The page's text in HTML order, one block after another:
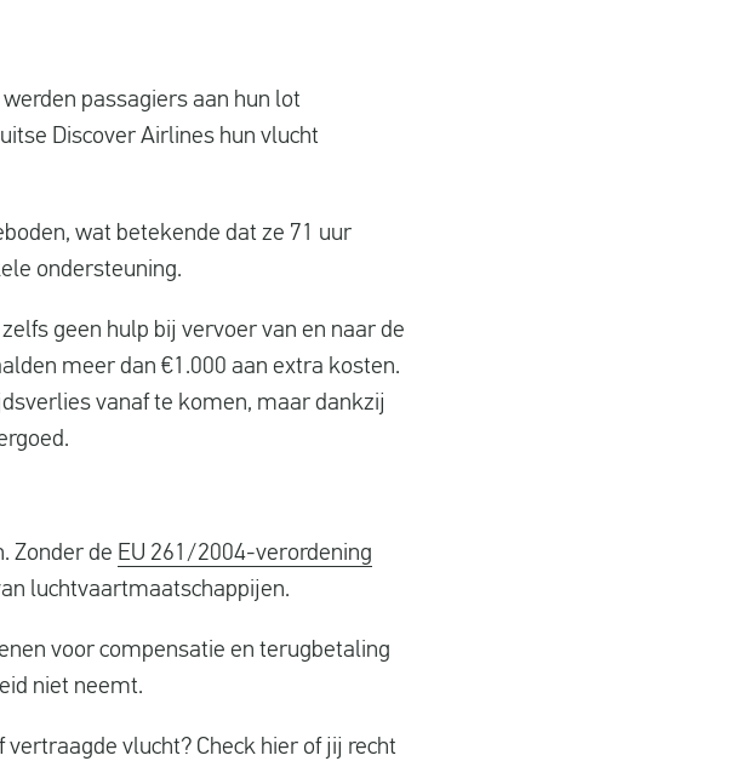
passagiers aan hun lot
Discover Airlines hun vlucht
wat betekende dat ze 71 uur
ondersteuning.
geen hulp bij vervoer van en naar de
meer dan €1.000 aan extra kosten.
vanaf te komen, maar dankzij
Zonder de EU 261/2004-verordening
luchtvaartmaatschappijen.
voor compensatie en terugbetaling
niet neemt.
vlucht? Check hier of jij recht